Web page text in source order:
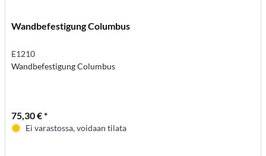
Wandbefestigung Columbus
E1210
Wandbefestigung Columbus
75,30 € *
Ei varastossa, voidaan tilata